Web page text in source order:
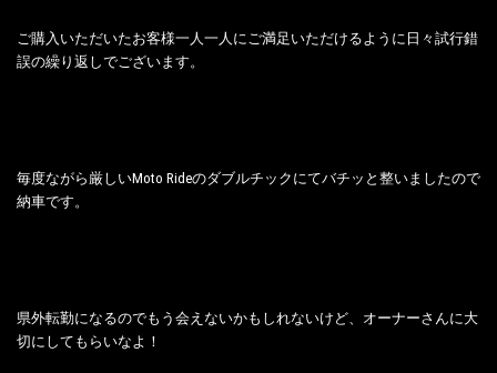
ご購入いただいたお客様一人一人にご満足いただけるように日々試行錯
誤の繰り返しでございます。
毎度ながら厳しいMoto Rideのダブルチックにてバチッと整いましたので
納車です。
県外転勤になるのでもう会えないかもしれないけど、オーナーさんに大
切にしてもらいなよ！